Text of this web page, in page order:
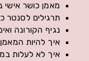
מאמן כושר אישי
תרגילים לסנטר
נגיף הקורונה
איך להיות
איך לא לעלות